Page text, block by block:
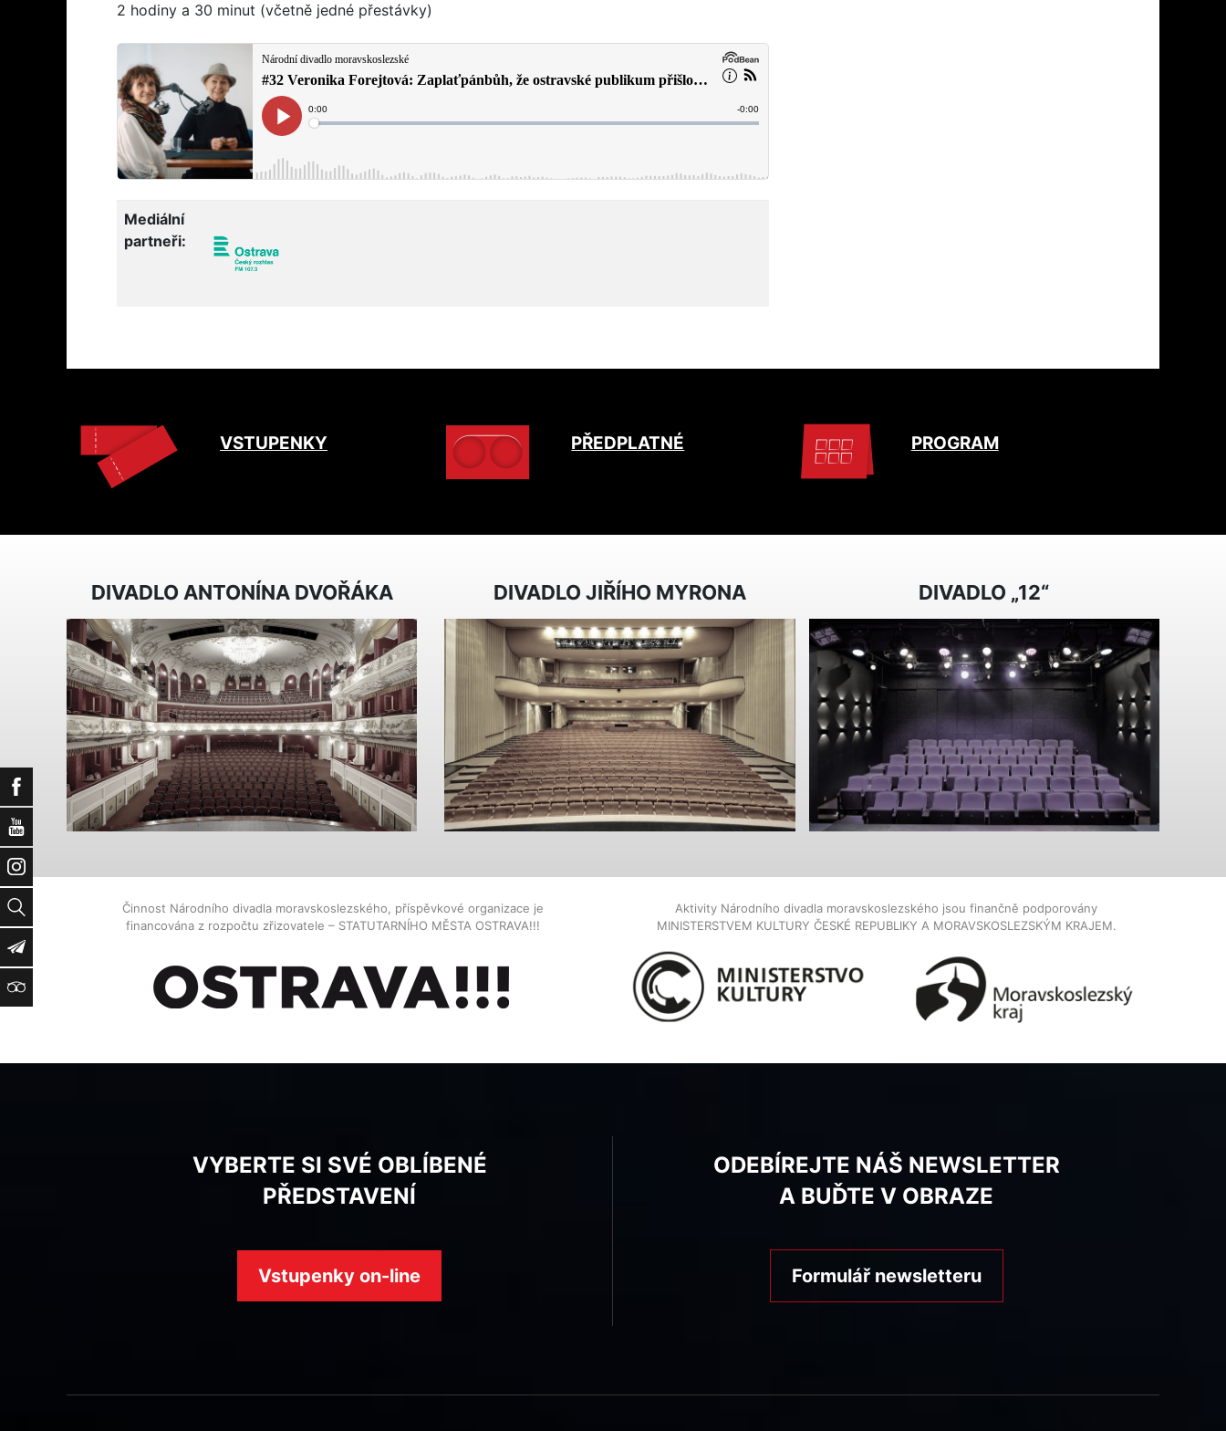
Facebook
YouTube
Instagram
Vyhledat
Newsletter
TripAdvisor
2 hodiny a 30 minut (včetně jedné přestávky)
Mediální
partneři:
VSTUPENKY PŘEDPLATNÉ PROGRAM
DIVADLO ANTONÍNA DVOŘÁKA DIVADLO JIŘÍHO MYRONA DIVADLO „12“
Činnost Národního divadla moravskoslezského, příspěvkové organizace je
financována z rozpočtu zřizovatele – STATUTARNÍHO MĚSTA OSTRAVA!!!
Aktivity Národního divadla moravskoslezského jsou finančně podporovány
MINISTERSTVEM KULTURY ČESKÉ REPUBLIKY A MORAVSKOSLEZSKÝM KRAJEM.
VYBERTE SI SVÉ OBLÍBENÉ
PŘEDSTAVENÍ
Vstupenky on-line
ODEBÍREJTE NÁŠ NEWSLETTER
A BUĎTE V OBRAZE
Formulář newsletteru